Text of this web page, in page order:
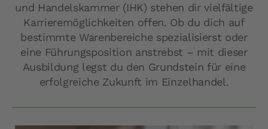
und Handelskammer (IHK) stehen dir vielfältige
Karrieremöglichkeiten offen. Ob du dich auf
bestimmte Warenbereiche spezialisierst oder
eine Führungsposition anstrebst – mit dieser
Ausbildung legst du den Grundstein für eine
erfolgreiche Zukunft im Einzelhandel.